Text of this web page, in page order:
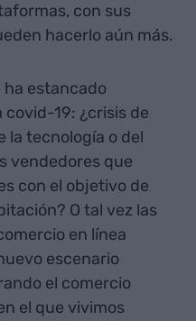
con sus
hacerlo aún más.
ha estancado
19: ¿crisis de
la tecnología o del
vendedores que
con el objetivo de
O tal vez las
en línea
escenario
el comercio
el que vivimos